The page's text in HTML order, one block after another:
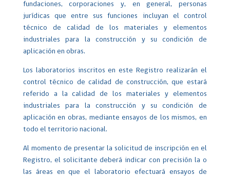
fundaciones, corporaciones y, en general, personas
jurídicas que entre sus funciones incluyan el control
técnico de calidad de los materiales y elementos
industriales para la construcción y su condición de
aplicación en obras.
Los laboratorios inscritos en este Registro realizarán el
control técnico de calidad de construcción, que estará
referido a la calidad de los materiales y elementos
industriales para la construcción y su condición de
aplicación en obras, mediante ensayos de los mismos, en
todo el territorio nacional.
Al momento de presentar la solicitud de inscripción en el
Registro, el solicitante deberá indicar con precisión la o
las áreas en que el laboratorio efectuará ensayos de